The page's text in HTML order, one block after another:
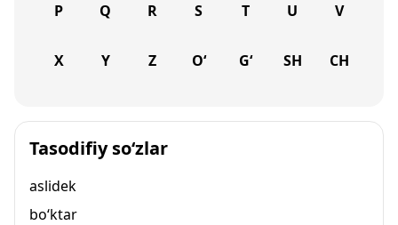
P Q R S T U V
X Y Z O‘ G‘ SH CH
Tasodifiy so‘zlar
aslidek
bo‘ktar